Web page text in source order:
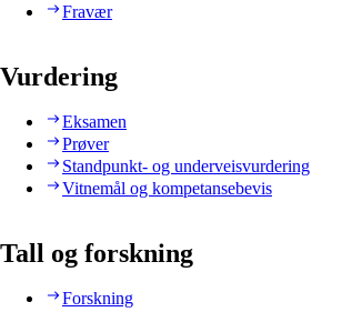
Fravær
Vurdering
Eksamen
Prøver
Standpunkt- og underveisvurdering
Vitnemål og kompetansebevis
Tall og forskning
Forskning